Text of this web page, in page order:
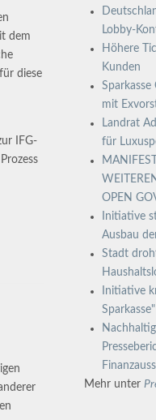
dem
diese
IFG-
Lobby-
Höhere
Kunden
mit
Landrat
für
OPEN
Initiative
Ausbau
Stadt
Initiative
Sparkasse"
Mehr unter